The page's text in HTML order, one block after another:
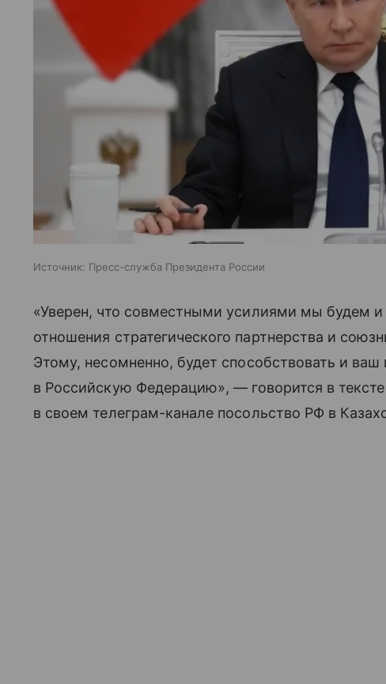
Источник: Пресс-служба Президента России
«Уверен, что совместными усилиями мы будем и
отношения стратегического партнерства и
Этому, несомненно, будет способствовать и
в Российскую Федерацию», — говорится в
в своем телеграм-канале посольство РФ в